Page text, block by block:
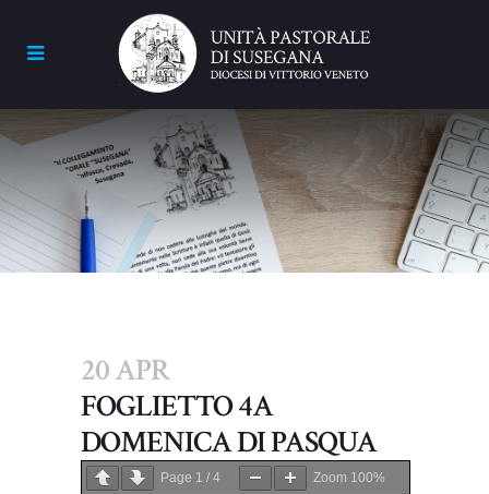
20 APR
FOGLIETTO 4A
DOMENICA DI PASQUA
Page 1 / 4 Zoom 100%